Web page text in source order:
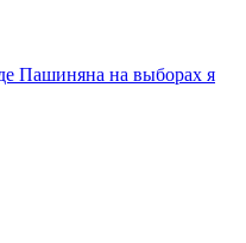
Пашиняна на выборах я